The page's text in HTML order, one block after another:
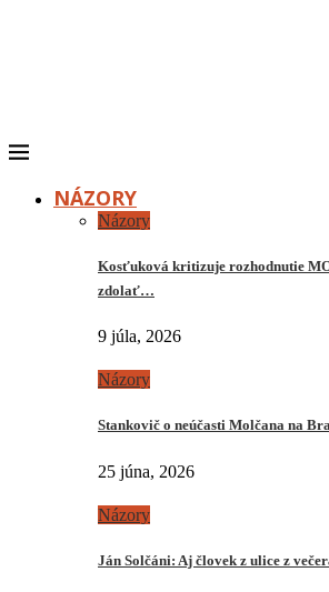
NÁZORY
Názory
Kosťuková kritizuje rozhodnutie
zdolať…
9 júla, 2026
Názory
Stankovič o neúčasti Molčana na
25 júna, 2026
Názory
Ján Solčáni: Aj človek z ulice z